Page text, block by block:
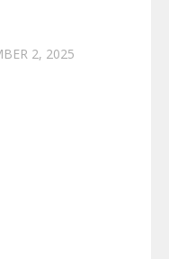
2, 2025